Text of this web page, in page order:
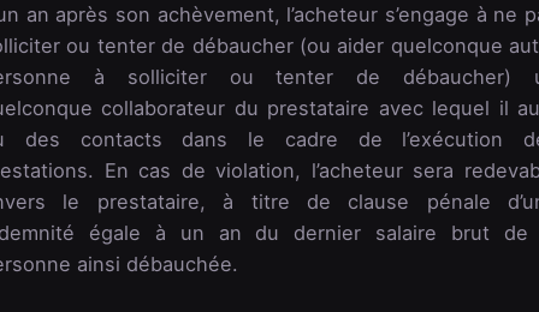
an après son achèvement, l’acheteur s’engage à ne
ou tenter de débaucher (ou aider quelconque
à solliciter ou tenter de débaucher)
collaborateur du prestataire avec lequel il
des contacts dans le cadre de l’exécution
En cas de violation, l’acheteur sera
le prestataire, à titre de clause pénale
égale à un an du dernier salaire brut de
ainsi débauchée.